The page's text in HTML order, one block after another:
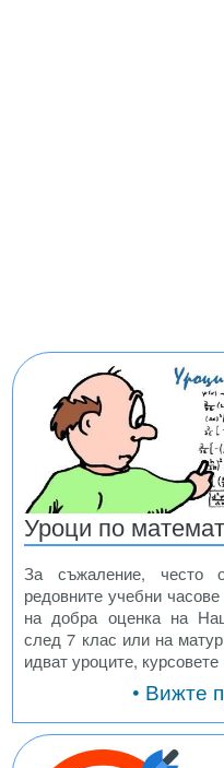
Уроци по
За съжаление, често
редовните учебни
на добра оценка на
след 7 клас или на
идват уроците,
• Вижте